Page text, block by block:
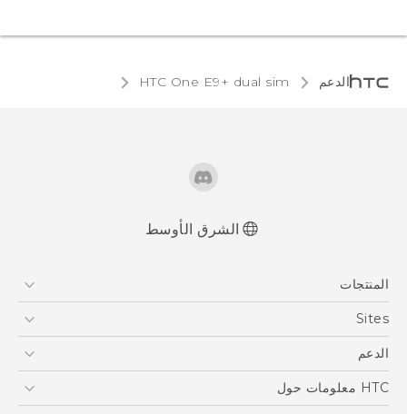
الدعم HTC One E9+ dual sim‎
الشرق الأوسط
المنتجات
5G
EXODUS
Sites
HTC Dev
الدعم
الدعم
HTC معلومات حول